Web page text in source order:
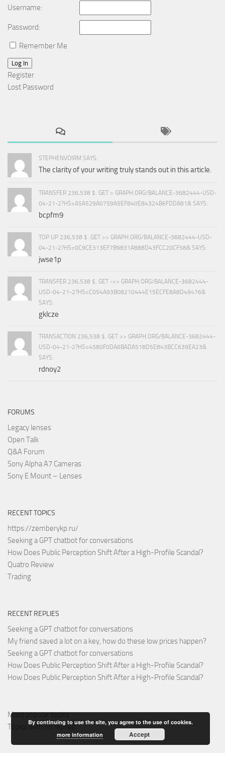
Username:
Password:
Remember Me
Log In
Register
Lost Password
STEPHENVOIRM SAYS:
The clarity of your writing truly stands out in this article.
TRANSFER 236,538 $. GET > GRAPH.ORG/BALANCE-3682444-USD-
04-21-2?HS=A5A529A0759A5EF840E84324B6FDDA81& SAYS:
bcpfm9
TOP UP 236,538 $. GET >> GRAPH.ORG/BALANCE-3682444-USD-
04-21-2?HS=0C9CE313EF7B9831A888D43FCC20CF58& SAYS:
jwse1p
TRANSFER 236,538 $. GET ->> GRAPH.ORG/BALANCE-3682444-
USD-04-21-2?HS=C054A93B08210444E15ECFE8A8D49476&
SAYS:
gklcze
TRANSACTION 236,538 $. GET >> GRAPH.ORG/BALANCE-3682444-
USD-04-21-2?HS=4580F0DA6BADA518D5E843BCC639EA23&
SAYS:
rdnoy2
FORUMS
Legacy lenses
Open Talk
Q&A Forum
Sony Alpha A7 Cameras
Sony E Mount – Lenses
RECENT TOPICS
https://zemberykp.ru/
Seeking a GPT chatbot for conversations
How Does Public Perception Shift After a High-Profile Scandal?
Quatro Review
Trading
RECENT REPLIES
Seeking a GPT chatbot for conversations
My friend saved a lot on a key, how do these low prices happen?
Seeking a GPT chatbot for conversations
How Does Public Perception Shift After a High-Profile Scandal?
How Does Public Perception Shift After a High-Profile Scandal?
Most popular topics
Topics with no replies
By continuing to use the site, you agree to the use of cookies.
more information
Accept